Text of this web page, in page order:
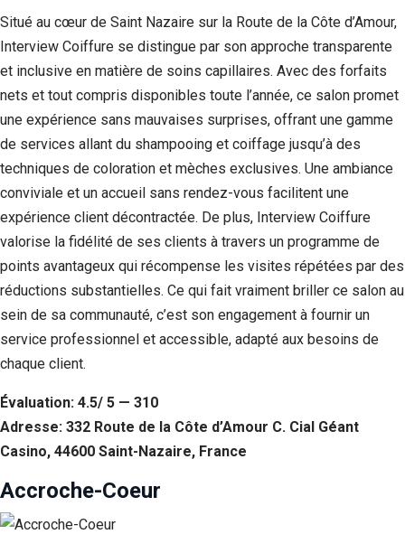
Situé au cœur de Saint Nazaire sur la Route de la Côte d’Amour,
Interview Coiffure se distingue par son approche transparente
et inclusive en matière de soins capillaires. Avec des forfaits
nets et tout compris disponibles toute l’année, ce salon promet
une expérience sans mauvaises surprises, offrant une gamme
de services allant du shampooing et coiffage jusqu’à des
techniques de coloration et mèches exclusives. Une ambiance
conviviale et un accueil sans rendez-vous facilitent une
expérience client décontractée. De plus, Interview Coiffure
valorise la fidélité de ses clients à travers un programme de
points avantageux qui récompense les visites répétées par des
réductions substantielles. Ce qui fait vraiment briller ce salon au
sein de sa communauté, c’est son engagement à fournir un
service professionnel et accessible, adapté aux besoins de
chaque client.
Évaluation: 4.5/ 5 — 310
Adresse: 332 Route de la Côte d’Amour C. Cial Géant
Casino, 44600 Saint-Nazaire, France
Accroche-Coeur